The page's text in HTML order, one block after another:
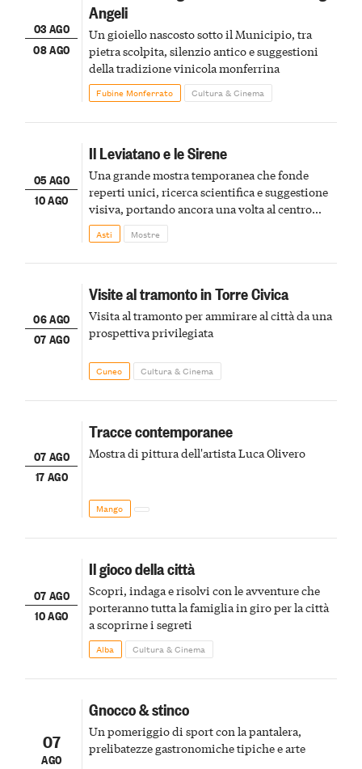
03 AGO
08 AGO
Angeli
Un gioiello nascosto sotto il Municipio, tra
pietra scolpita, silenzio antico e suggestioni
della tradizione vinicola monferrina
Fubine Monferrato Cultura & Cinema
05 AGO
10 AGO
Il Leviatano e le Sirene
Una grande mostra temporanea che fonde
reperti unici, ricerca scientifica e suggestione
visiva, portando ancora una volta al centro
della scena le meraviglie del passato astigiano
Asti Mostre
06 AGO
07 AGO
Visite al tramonto in Torre Civica
Visita al tramonto per ammirare al città da una
prospettiva privilegiata
Cuneo Cultura & Cinema
07 AGO
17 AGO
Tracce contemporanee
Mostra di pittura dell'artista Luca Olivero
Mango
07 AGO
10 AGO
Il gioco della città
Scopri, indaga e risolvi con le avventure che
porteranno tutta la famiglia in giro per la città
a scoprirne i segreti
Alba Cultura & Cinema
07
AGO
Gnocco & stinco
Un pomeriggio di sport con la pantalera,
prelibatezze gastronomiche tipiche e arte